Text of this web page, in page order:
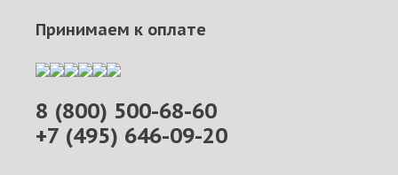
8 (800) 500-68-60
+7 (495) 646-09-20
Принимаем к оплате